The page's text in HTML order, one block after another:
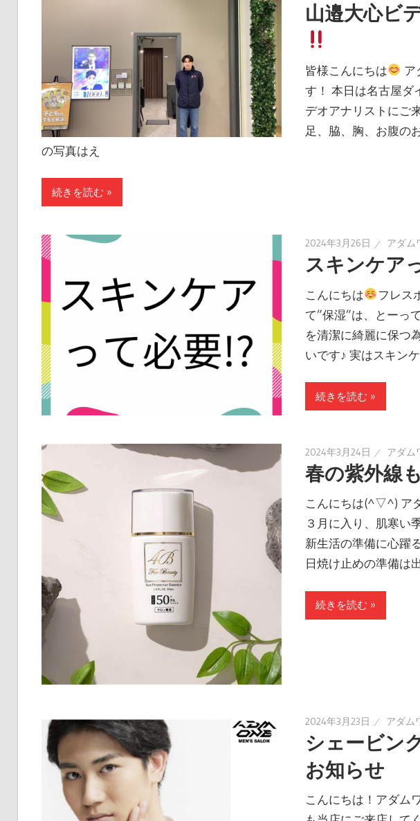
山邉大心ビ
皆様こんにちは
ア
す！ 本日は名古屋ダ
デオアナリストにご
足、脇、胸、お腹の
の写真はえ
続きを読む »
2024年3月26日 アダム
スキンケア
こんにちは
フレス
て”保湿”は、とーっ
を清潔に綺麗に保つ
いです♪ 実はスキン
続きを読む »
2024年3月24日 アダム
春の紫外線
こんにちは(^▽^) ア
３月に入り、肌寒い
新生活の準備に心躍
日焼け止めの準備は
続きを読む »
2024年3月23日 アダム
シェービン
お知らせ
こんにちは！アダム